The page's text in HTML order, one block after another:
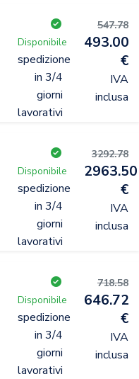
Disponibile
spedizione
in 3/4
giorni
lavorativi
547.78
493.00
€
IVA
inclusa
Disponibile
spedizione
in 3/4
giorni
lavorativi
3292.78
2963.50
€
IVA
inclusa
Disponibile
spedizione
in 3/4
giorni
lavorativi
718.58
646.72
€
IVA
inclusa